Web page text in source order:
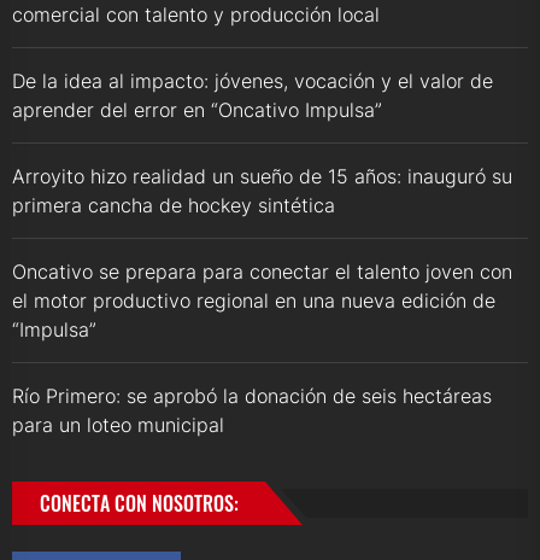
comercial con talento y producción local
De la idea al impacto: jóvenes, vocación y el valor de
aprender del error en “Oncativo Impulsa”
Arroyito hizo realidad un sueño de 15 años: inauguró su
primera cancha de hockey sintética
Oncativo se prepara para conectar el talento joven con
el motor productivo regional en una nueva edición de
“Impulsa”
Río Primero: se aprobó la donación de seis hectáreas
para un loteo municipal
CONECTA CON NOSOTROS: